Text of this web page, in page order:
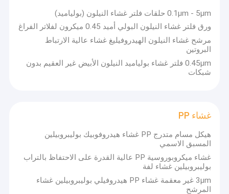
المنزل
المنتجات
فيديوهات
0.1μm - 5μm حلقات فلتر غشاء النيلون (بولياميد)
ورق فلتر غشاء النيلون البولي أميد 0.45 ميكرون لفلاتر الفراغ
مرشح غشاء النيلون الهيدروفيليغ غشاء عالية الارتباط
البروتين
0.45μm فلتر غشاء بولياميد النيلون الأبيض غير العقيم بدون
شبكات
غشاء PP
هيكل مسام متدرج PP غشاء هيدروفوبيك بوليبروبيلين
المسبق الاسمي
غشاء ميكروبوروسية PP عالية القدرة على الاحتفاظ بالتراب
بوليبروبيلين غشاء لفة
3μm غير معقمة غشاء PP هيدروفيلي بوليبروبيلين غشاء
المرشح
تأسست في عام 1994،
المحدودة هي شركة مصنعة موثوقة ومتخصصة لمنتجات الترشيح الغشائي
عالية الجودة. بصفتها شركة ذات تقنية عالية تدمج البحث والتطوير والإنتاج
والمبيعات، توفر شيننا مجموعة واسعة من منتجات وحلول الترشيح
الغشائي في عمليات الترشيح والتعقيم والتنقية. من حيث التكنولوجيا